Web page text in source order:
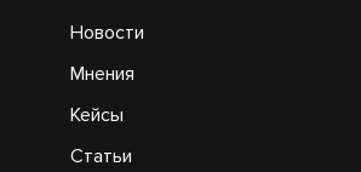
Новости
Мнения
Кейсы
Статьи